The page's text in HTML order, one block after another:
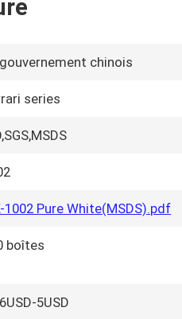
chinois
series
1002 Pure White(MSDS).pdf
boîtes
5USD